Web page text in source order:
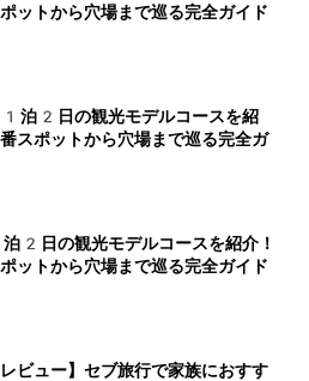
ットから穴場まで巡る完全ガイド
1泊2日の観光モデルコースを紹
スポットから穴場まで巡る完全ガ
2日の観光モデルコースを紹介！
ットから穴場まで巡る完全ガイド
レビュー】セブ旅行で家族におすす